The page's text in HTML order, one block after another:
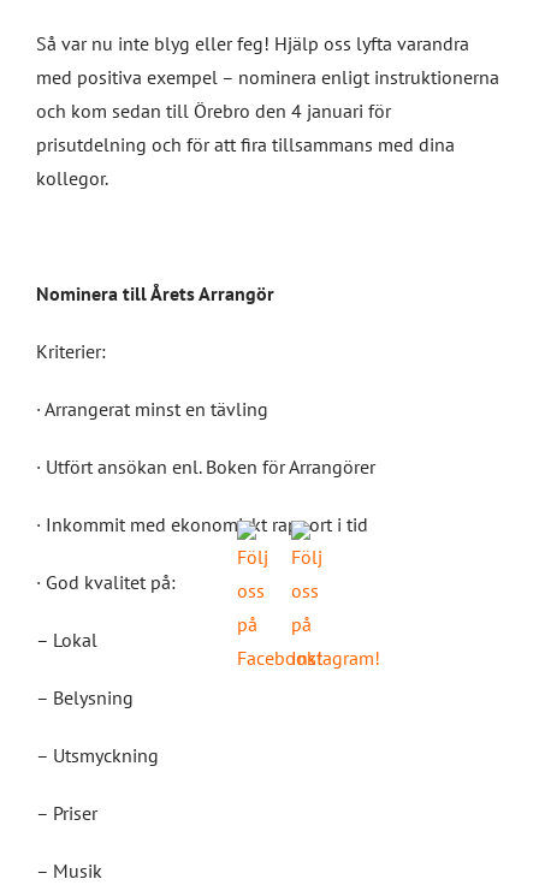
Så var nu inte blyg eller feg! Hjälp oss lyfta varandra
med positiva exempel – nominera enligt instruktionerna
och kom sedan till Örebro den 4 januari för
prisutdelning och för att fira tillsammans med dina
kollegor.
Nominera till Årets Arrangör
Kriterier:
· Arrangerat minst en tävling
· Utfört ansökan enl. Boken för Arrangörer
· Inkommit med ekonomiskt rapport i tid
· God kvalitet på:
– Lokal
– Belysning
– Utsmyckning
– Priser
– Musik